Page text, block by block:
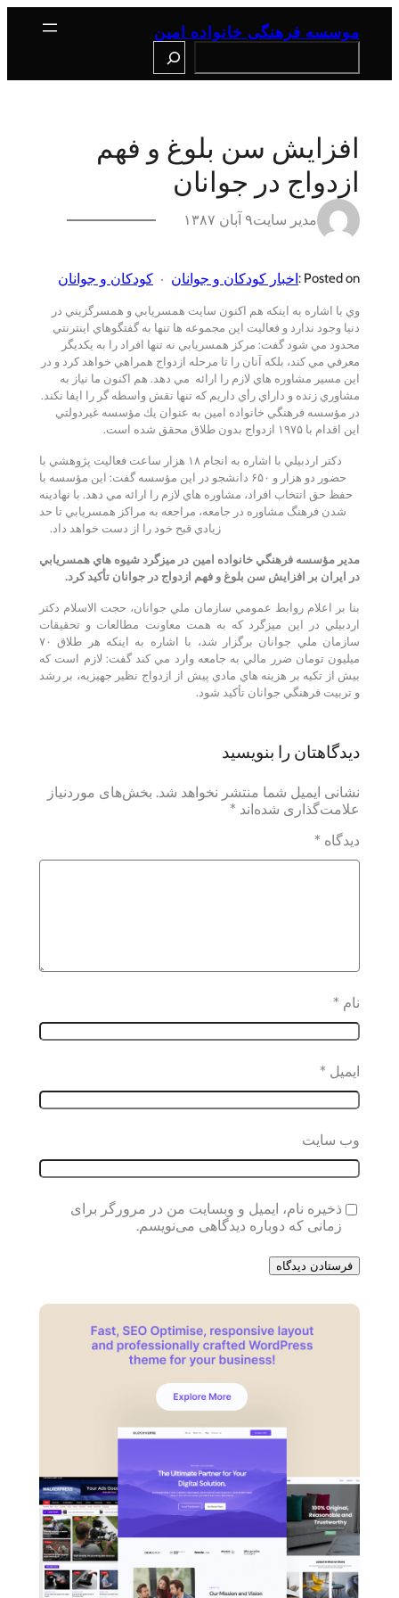
موسسه فرهنگی خانواده امین
افزايش سن بلوغ و فهم
ازدواج در جوانان
مدیر سایت۹ آبان ۱۳۸۷
Posted on : اخبار کودکان و جوانان کودکان و جوانان
وي با اشاره به اينكه هم اكنون سايت همسريابي و همسرگزيني در
دنيا وجود ندارد و فعاليت اين مجموعه ها تنها به گفتگوهاي اينترنتي
محدود مي شود گفت: مركز همسريابي نه تنها افراد را به يكديگر
معرفي مي كند، بلكه آنان را تا مرحله ازدواج همراهي خواهد كرد و در
اين مسير مشاوره هاي لازم را ارائه مي دهد. هم اكنون ما نياز به
مشاوري زنده و داراي رأي داريم كه تنها نقش واسطه گر را ايفا نكند.
در مؤسسه فرهنگي خانواده امين به عنوان يك مؤسسه غيردولتي
اين اقدام با ۱۹۷۵ ازدواج بدون طلاق محقق شده است.
دكتر اردبيلي با اشاره به انجام ۱۸ هزار ساعت فعاليت پژوهشي با
حضور دو هزار و ۶۵۰ دانشجو در اين مؤسسه گفت: اين مؤسسه با
حفظ حق انتخاب افراد، مشاوره هاي لازم را ارائه مي دهد. با نهادينه
شدن فرهنگ مشاوره در جامعه، مراجعه به مراكز همسريابي تا حد
زيادي قبح خود را از دست خواهد داد.
مدير مؤسسه فرهنگي خانواده امين در ميزگرد شيوه هاي همسريابي
در ايران بر افزايش سن بلوغ و فهم ازدواج در جوانان تأكيد كرد.
بنا بر اعلام روابط عمومي سازمان ملي جوانان، حجت الاسلام دكتر
اردبيلي در اين ميزگرد كه به همت معاونت مطالعات و تحقيقات
سازمان ملي جوانان برگزار شد، با اشاره به اينكه هر طلاق ۷۰
ميليون تومان ضرر مالي به جامعه وارد مي كند گفت: لازم است كه
بيش از تكيه بر هزينه هاي مادي پيش از ازدواج نظير جهيزيه، بر رشد
و تربيت فرهنگي جوانان تأكيد شود.
دیدگاهتان را بنویسید
نشانی ایمیل شما منتشر نخواهد شد. بخش‌های موردنیاز
علامت‌گذاری شده‌اند *
دیدگاه *
نام *
ایمیل *
وب‌ سایت
ذخیره نام، ایمیل و وبسایت من در مرورگر برای
زمانی که دوباره دیدگاهی می‌نویسم.